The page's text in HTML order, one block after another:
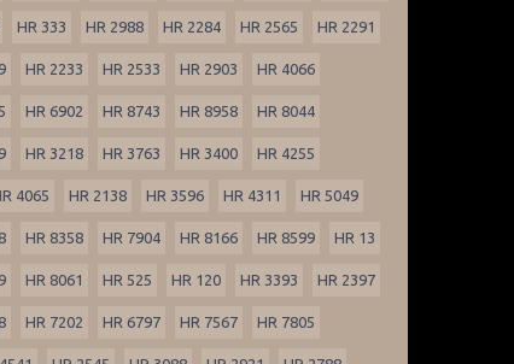
HR 333 HR 2988 HR 2284 HR 2565 HR 2291
HR 2233 HR 2533 HR 2903 HR 4066
HR 6902 HR 8743 HR 8958 HR 8044
HR 3218 HR 3763 HR 3400 HR 4255
4065 HR 2138 HR 3596 HR 4311 HR 5049
HR 8358 HR 7904 HR 8166 HR 8599 HR 13
HR 8061 HR 525 HR 120 HR 3393 HR 2397
HR 7202 HR 6797 HR 7567 HR 7805